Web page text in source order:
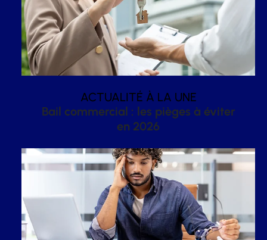
ACTUALITÉ À LA UNE
Bail commercial : les pièges à éviter
en 2026